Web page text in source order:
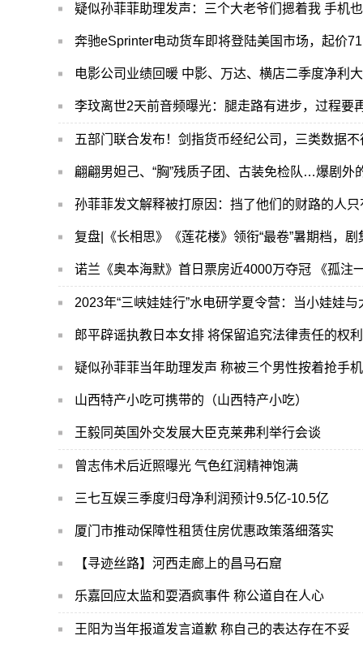
疑似孙菲菲助理发声：三个大老爷们摁着我 手机
奔驰eSprinter电动货车即将登陆美国市场，起价
电影公司业绩回暖 中影、万达、横店二季度净利
李玟离世2天前音频曝光：腿走路有进步，过程要
五部门联合发布！剑指货币经纪公司，三类数据
翩翩男妲己、“胸”残质子团、古装免检队…爆剧外
孙菲菲发文解释被打原因：挡了他们的财路的人只
复盘|《长相思》《莲花楼》领衔“最卷”暑期档，
诺兰《奥本海默》首日票房近4000万夺冠 《孤注
2023年“三峡娃娃行”水电研学夏令营：当小娃娃
郎平辟谣执教日本女排 将保留追究法律责任的权利
疑似孙菲菲当年助理发声 称被三个男性按着抢手机
山西特产小吃可携带的（山西特产小吃）
王毅同英国外交发展大臣克莱弗利举行会谈
曾志伟术后近照曝光 气色红润精神饱满
三七互娱三季度归母净利润预计9.5亿-10.5亿
厦门市推动保障性租赁住房优惠政策落细落实
【寻迹丝路】河西走廊上的昌马石窟
乐嘉回应太监和耍酒疯事件 称公道自在人心
王阳为当年报道发言道歉 称自己的表达存在不妥